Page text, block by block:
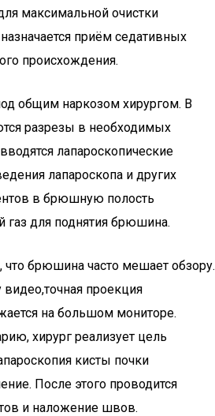
максимальной очистки
приём седативных
происхождения.
общим наркозом хирургом. В
разрезы в необходимых
лапароскопические
лапароскопа и других
в брюшную полость
газ для поднятия брюшина.
что брюшина часто мешает обзору.
видео,точная проекция
на большом мониторе.
хирург реализует цель
кисты почки
После этого проводится
и наложение швов.